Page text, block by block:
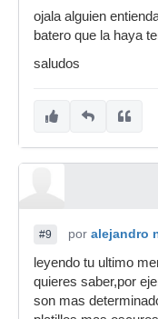
ojala alguien
batero que la haya
saludos
#9 por alejandro
leyendo tu ultimo
quieres saber,por
son mas